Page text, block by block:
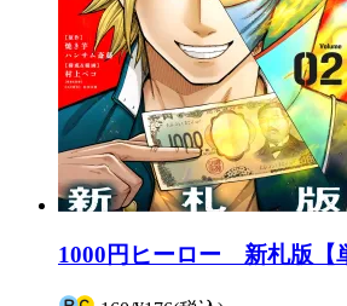
1000円ヒーロー 新札版【